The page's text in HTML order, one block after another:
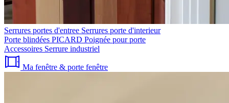
Serrures portes d'entree Serrures porte d'interieur
Porte blindées PICARD Poignée pour porte
Accessoires Serrure industriel
Ma fenêtre & porte fenêtre